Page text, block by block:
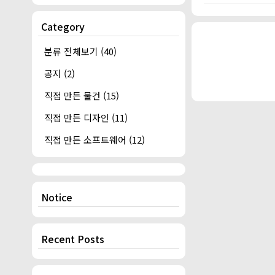
Category
분류 전체보기 (40)
공지 (2)
직접 만든 물건 (15)
직접 만든 디자인 (11)
직접 만든 소프트웨어 (12)
Notice
Recent Posts